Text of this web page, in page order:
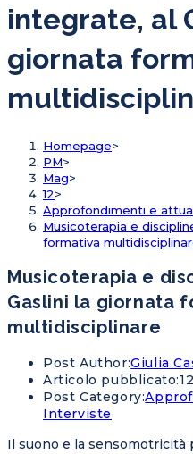
integrate, al
giornata
Homepage>
PM>
Mag>
12>
Approfondimenti e
Musicoterapia e
formativa
Musicoterapia e
Gaslini la giornata
multidisciplinare
Post Author:Giulia
Articolo pubblicato:
Post Category:
Interviste
Il suono e la sensomotricità